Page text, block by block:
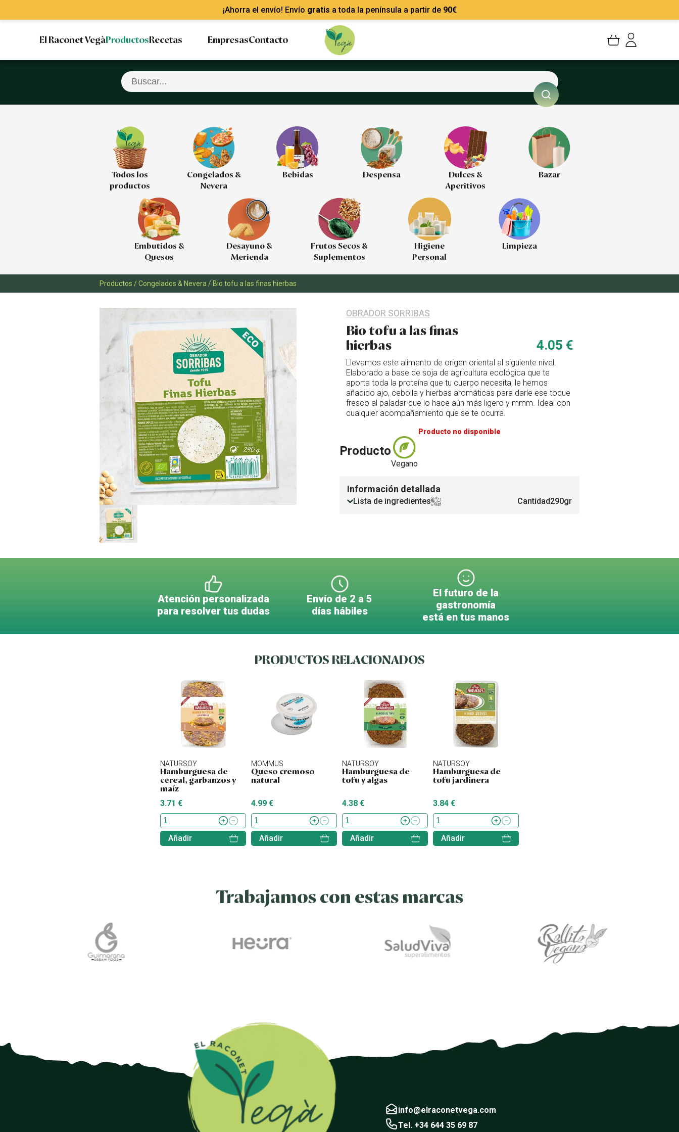
¡Ahorra el envío! Envío gratis a toda la península a partir de 90€
El Raconet VegàProductosRecetas EmpresasContacto
Cerrar sesión
Todos los
productos
Congelados &
Nevera
Bebidas Despensa
Dulces &
Aperitivos
Bazar
Embutidos &
Quesos
Desayuno &
Merienda
Frutos Secos &
Suplementos
Higiene
Personal
Limpieza
Productos /Congelados & Nevera /Bio tofu a las finas hierbas
OBRADOR SORRIBAS
Bio tofu a las finas
hierbas
4.05 €
Llevamos este alimento de origen oriental al siguiente nivel.
Elaborado a base de soja de agricultura ecológica que te
aporta toda la proteína que tu cuerpo necesita, le hemos
añadido ajo, cebolla y hierbas aromáticas para darle ese toque
fresco al paladar que lo hace aún más ligero y mmm. Ideal con
cualquier acompañamiento que se te ocurra.
Producto no disponible
Producto
Vegano
Información detallada
Cantidad290gr
Lista de ingredientes
Atención personalizada
para resolver tus dudas
Envío de 2 a 5
días hábiles
El futuro de la
gastronomía
está en tus manos
PRODUCTOS RELACIONADOS
NATURSOY
Hamburguesa de
cereal, garbanzos y
maíz
3.71 €
Añadir
MOMMUS
Queso cremoso
natural
4.99 €
Añadir
NATURSOY
Hamburguesa de
tofu y algas
4.38 €
Añadir
NATURSOY
Hamburguesa de
tofu jardinera
3.84 €
Añadir
Trabajamos con estas marcas
info@elraconetvega.com
Tel. +34 644 35 69 87